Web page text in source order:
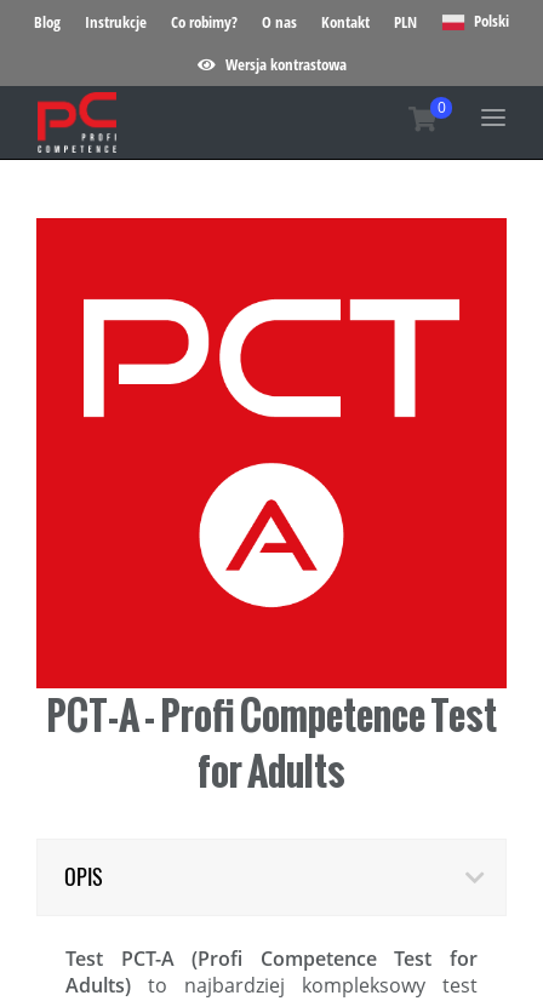
Blog Instrukcje Co robimy? O nas Kontakt PLN Polski
Wersja kontrastowa
PCT-A - Profi Competence Test
for Adults
OPIS
Test PCT-A (Profi Competence
Test for
Adults) to najbardziej kompleksowy test